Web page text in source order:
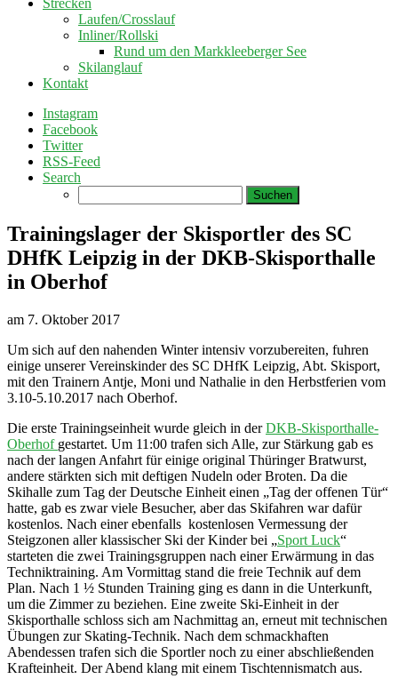
Strecken
Laufen/Crosslauf
Inliner/Rollski
Rund um den Markkleeberger See
Skilanglauf
Kontakt
Instagram
Facebook
Twitter
RSS-Feed
Search
nach:
Trainingslager der Skisportler des SC
DHfK Leipzig in der DKB-Skisporthalle
in Oberhof
am 7. Oktober 2017
Um sich auf den nahenden Winter intensiv vorzubereiten, fuhren
einige unserer Vereinskinder des SC DHfK Leipzig, Abt. Skisport,
mit den Trainern Antje, Moni und Nathalie in den Herbstferien vom
3.10-5.10.2017 nach Oberhof.
Die erste Trainingseinheit wurde gleich in derDKB-Skisporthalle-
Oberhof gestartet. Um 11:00 trafen sich Alle, zur Stärkung gab es
nach der langen Anfahrt für einige original Thüringer Bratwurst,
andere stärkten sich mit deftigen Nudeln oder Broten. Da die
Skihalle zum Tag der Deutsche Einheit einen „Tag der offenen Tür“
hatte, gab es zwar viele Besucher, aber das Skifahren war dafür
kostenlos. Nach einer ebenfalls kostenlosen Vermessung der
Steigzonen aller klassischer Ski der Kinder bei „Sport Luck“
starteten die zwei Trainingsgruppen nach einer Erwärmung in das
Techniktraining. Am Vormittag stand die freie Technik auf dem
Plan. Nach 1 ½ Stunden Training ging es dann in die Unterkunft,
um die Zimmer zu beziehen. Eine zweite Ski-Einheit in der
Skisporthalle schloss sich am Nachmittag an, erneut mit technischen
Übungen zur Skating-Technik. Nach dem schmackhaften
Abendessen trafen sich die Sportler noch zu einer abschließenden
Krafteinheit. Der Abend klang mit einem Tischtennismatch aus.